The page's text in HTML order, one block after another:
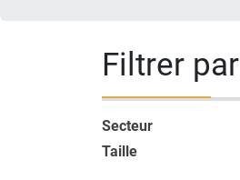
Filtrer par
Secteur
Taille